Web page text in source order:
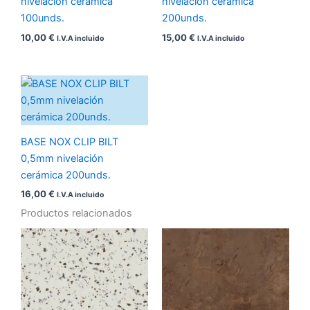
100unds.
10,00€ I.V.A incluido
200unds.
15,00€ I.V.A incluido
BASE NOX CLIP BILT
0,5mm nivelación
cerámica 200unds.
16,00€ I.V.A incluido
Productos relacionados